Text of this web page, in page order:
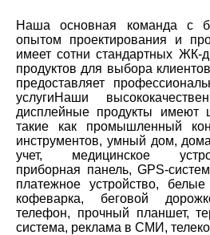
Наша основная команда с
опытом проектирования и
имеет сотни стандартных ЖК-
продуктов для выбора
предоставляет
услугиНаши
дисплейные продукты имеют
такие как промышленный
инструментов, умный дом,
учет, медицинское
приборная панель, GPS-
платежное устройство,
кофеварка, беговой
телефон, прочный планшет,
система, реклама в СМИ,